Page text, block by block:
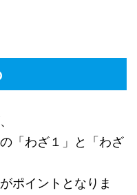
「わざ１」と「わざ
ポイントとなりま